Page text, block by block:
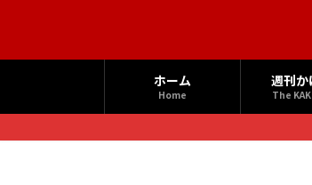
へ
ス
ョ
ン
ホーム
Home
週刊か
The